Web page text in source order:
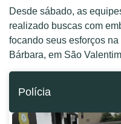
Desde sábado, as
realizado buscas com
focando seus esforços
Bárbara, em São
Polícia